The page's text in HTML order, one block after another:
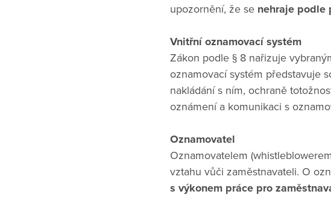
upozornění, že se nehraje podle
Vnitřní oznamovací systém
Zákon podle § 8 nařizuje
oznamovací systém představuje
nakládání s ním, ochraně
oznámení a komunikaci s
Oznamovatel
Oznamovatelem
vztahu vůči zaměstnavateli. O
s výkonem práce pro